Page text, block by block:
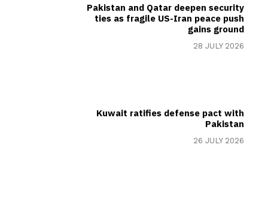
Pakistan and Qatar deepen security
ties as fragile US-Iran peace push
gains ground
28 JULY 2026
Kuwait ratifies defense pact with
Pakistan
26 JULY 2026